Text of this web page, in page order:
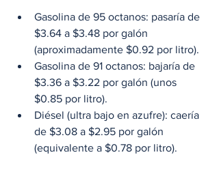
Gasolina de 95 octanos: pasaría de
$3.64 a $3.48 por galón
(aproximadamente $0.92 por litro).
Gasolina de 91 octanos: bajaría de
$3.36 a $3.22 por galón (unos
$0.85 por litro).
Diésel (ultra bajo en azufre): caería
de $3.08 a $2.95 por galón
(equivalente a $0.78 por litro).